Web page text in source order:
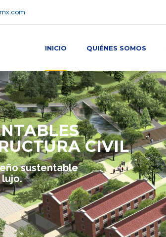
INICIO QUIÉNES SOMOS
CIVIL
sustentable